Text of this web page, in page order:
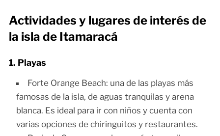
Actividades y lugares de interés de
la isla de Itamaracá
1. Playas
Forte Orange Beach: una de las playas más
famosas de la isla, de aguas tranquilas y arena
blanca. Es ideal para ir con niños y cuenta con
varias opciones de chiringuitos y restaurantes.